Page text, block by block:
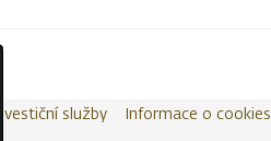
Investiční služby Informace o cookies